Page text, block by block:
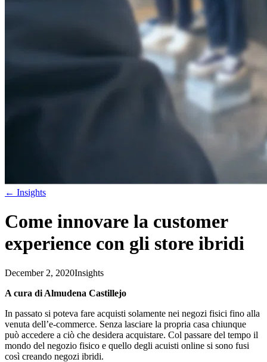
← Insights
Come innovare la customer
experience con gli store ibridi
December 2, 2020Insights
A cura di Almudena Castillejo
In passato si poteva fare acquisti solamente nei negozi fisici fino alla
venuta dell’e-commerce. Senza lasciare la propria casa chiunque
può accedere a ciò che desidera acquistare. Col passare del tempo il
mondo del negozio fisico e quello degli acuisti online si sono fusi
così creando negozi ibridi.